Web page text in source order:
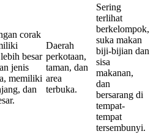
corak
besar
jenis
memiliki
dan
Daerah
perkotaan,
taman, dan
area
terbuka.
Sering
terlihat
berkelompok,
suka makan
biji-bijian dan
sisa
makanan,
dan
bersarang di
tempat-
tempat
tersembunyi.